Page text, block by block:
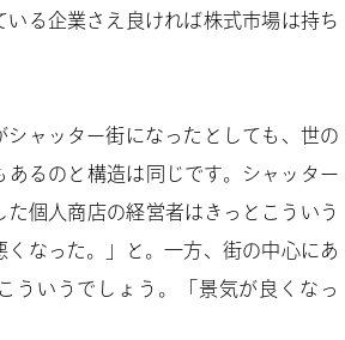
いる企業さえ良ければ株式市場は持ち
シャッター街になったとしても、世の
あるのと構造は同じです。シャッター
た個人商店の経営者はきっとこういう
くなった。」と。一方、街の中心にあ
ういうでしょう。「景気が良くなっ